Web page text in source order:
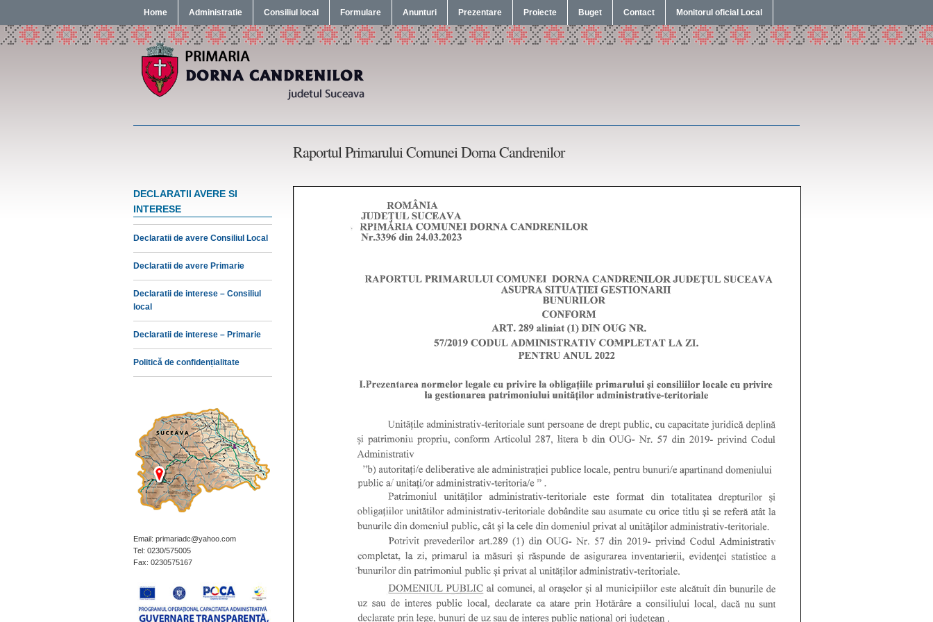
Home Administratie Consiliul local Formulare Anunturi Prezentare Proiecte Buget Contact Monitorul oficial Local
Raportul Primarului Comunei Dorna Candrenilor
DECLARATII AVERE SI
INTERESE
Declaratii de avere Consiliul Local
Declaratii de avere Primarie
Declaratii de interese – Consiliul
local
Declaratii de interese – Primarie
Politică de confidențialitate
Email: primariadc@yahoo.com
Tel: 0230/575005
Fax: 0230575167